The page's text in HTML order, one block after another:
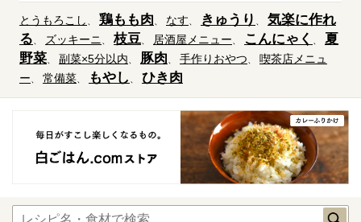
とうもろこし 鶏もも肉 なす きゅうり
気楽に作れ
る
ズッキーニ 枝豆 居酒屋メニュー こんにゃく
夏
野菜
副菜×5分以内 豚肉 手作りおやつ
喫茶店メニュ
ー
常備菜 もやし ひき肉